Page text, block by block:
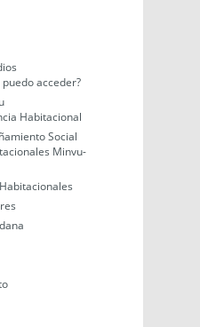
acceder?
Habitacional
Social
Minvu-